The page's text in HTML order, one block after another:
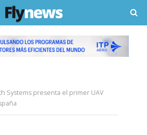
Systems presenta el primer UAV